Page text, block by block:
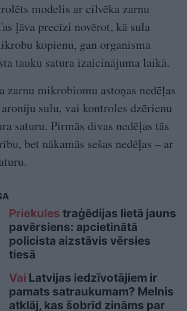
modelis ar cilvēka zarnu
ļāva precīzi novērot, kā sula
kopienu, gan organisma
tauku satura izaicinājuma laikā.
zarnu mikrobiomu astoņas nedēļas
sulu, vai kontroles dzērienu
saturu. Pirmās divas nedēļas tās
bet nākamās sešas nedēļas – ar
Priekules traģēdijas lietā jauns
pavērsiens: apcietinātā
policista aizstāvis vērsies
tiesā
Vai Latvijas iedzīvotājiem ir
pamats satraukumam? Melnis
atklāj, kas šobrīd zināms par